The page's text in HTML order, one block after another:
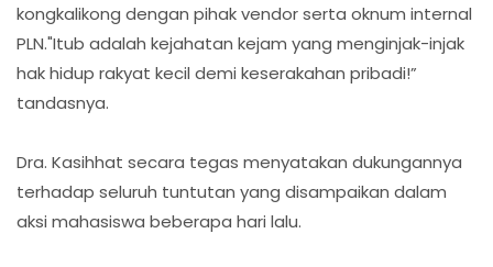
kongkalikong dengan pihak vendor serta oknum internal
PLN."Itub adalah kejahatan kejam yang menginjak-injak
hak hidup rakyat kecil demi keserakahan pribadi!”
tandasnya.
Dra. Kasihhat secara tegas menyatakan dukungannya
terhadap seluruh tuntutan yang disampaikan dalam
aksi mahasiswa beberapa hari lalu.